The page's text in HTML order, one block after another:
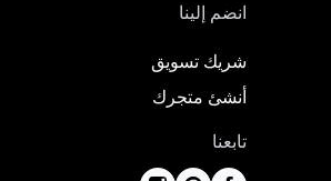
انضم إلينا
شريك تسويق
أنشئ متجرك
تابعنا